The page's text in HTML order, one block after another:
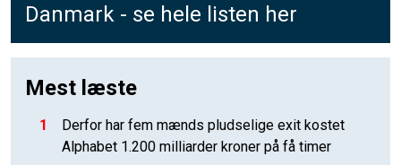
Danmark - se hele listen her
Mest læste
1
Derfor har fem mænds pludselige exit kostet
Alphabet 1.200 milliarder kroner på få timer